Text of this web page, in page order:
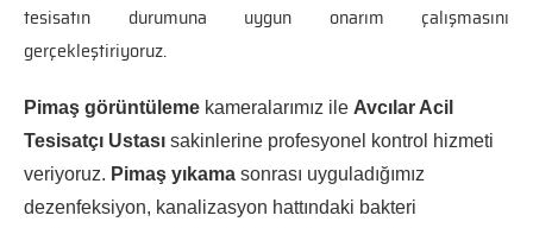
tesisatın durumuna uygun onarım çalışmasını
gerçekleştiriyoruz.
Pimaş görüntüleme kameralarımız ile Avcılar Acil
Tesisatçı Ustası sakinlerine profesyonel kontrol hizmeti
veriyoruz. Pimaş yıkama sonrası uyguladığımız
dezenfeksiyon, kanalizasyon hattındaki bakteri